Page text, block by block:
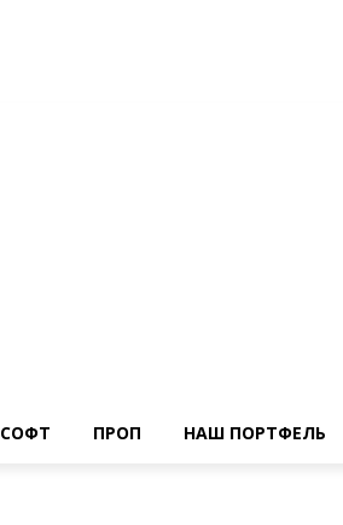
СОФТ ПРОП НАШ ПОРТФЕЛЬ